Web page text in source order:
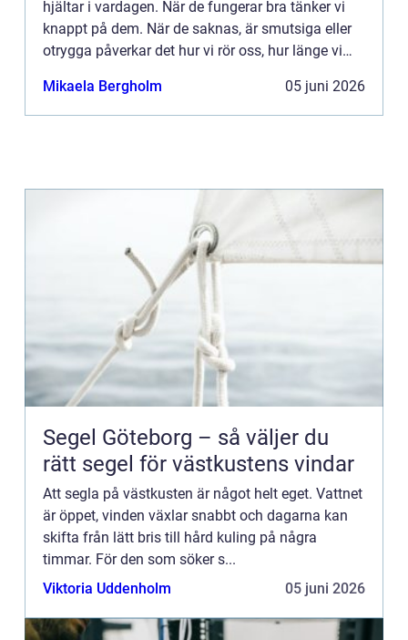
hjältar i vardagen. När de fungerar bra tänker vi
knappt på dem. När de saknas, är smutsiga eller
otrygga påverkar det hur vi rör oss, hur länge vi
genomt...
Mikaela Bergholm 05 juni 2026
Segel Göteborg – så väljer du
rätt segel för västkustens vindar
Att segla på västkusten är något helt eget. Vattnet
är öppet, vinden växlar snabbt och dagarna kan
skifta från lätt bris till hård kuling på några
timmar. För den som söker s...
Viktoria Uddenholm
05 juni 2026